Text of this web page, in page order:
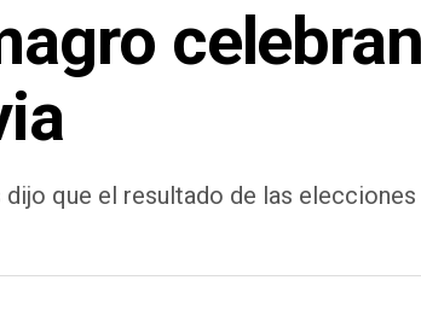
que el resultado de las